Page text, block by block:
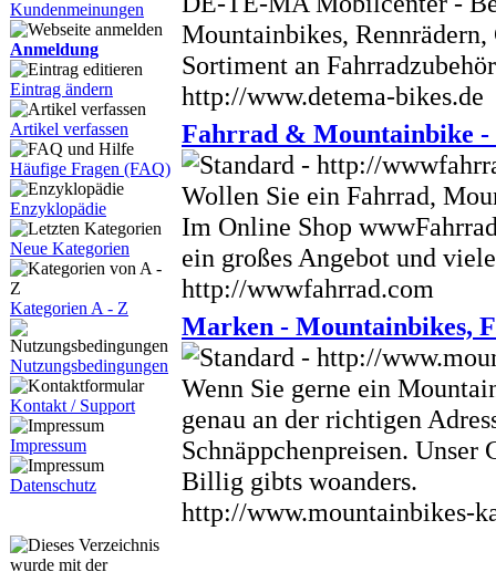
Kundenmeinungen
Anmeldung
Eintrag ändern
Artikel verfassen
Häufige Fragen (FAQ)
Enzyklopädie
Neue Kategorien
Kategorien A - Z
Nutzungsbedingungen
Kontakt / Support
Impressum
Datenschutz
Mountainbikes,
Sortiment an
http://www.detema-bikes.de
Fahrrad & Mountainbike -
Wollen Sie ein Fahrrad,
Im Online Shop
ein großes Angebot und
http://wwwfahrrad.com
Marken - Mountainbikes,
Wenn Sie gerne ein
genau an der richtigen
Schnäppchenpreisen. Unser
Billig gibts woanders.
http://www.mountainbikes-